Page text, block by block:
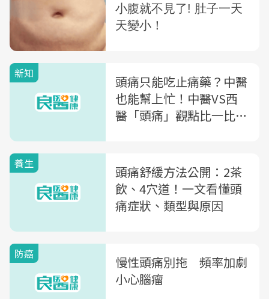
新知
頭痛只能吃止痛藥？中醫
也能幫上忙！中醫VS西
醫「頭痛」觀點比一比：
養生
頭痛舒緩方法公開：2茶
飲、4穴道！一文看懂頭
痛症狀、類型與原因
防癌
慢性頭痛別拖 頻率加劇
小心腦瘤